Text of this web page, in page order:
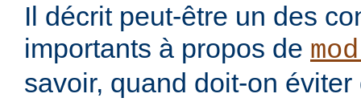
Il décrit peut-être un des
importants à propos de
savoir, quand doit-on éviter